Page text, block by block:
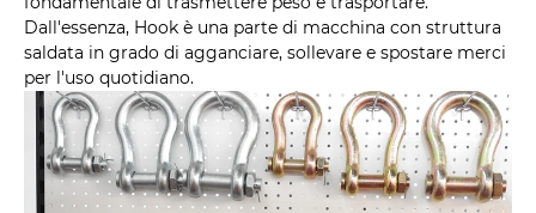
Dall'essenza, Hook è una parte di macchina con struttura
saldata in grado di agganciare, sollevare e spostare merci
per l'uso quotidiano.